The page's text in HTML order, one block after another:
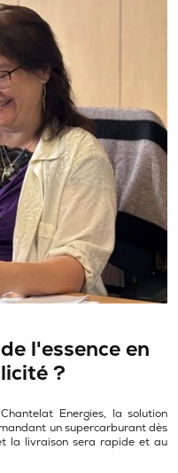
l'essence en
?
Energies, la solution
un supercarburant dès
la livraison sera rapide et au